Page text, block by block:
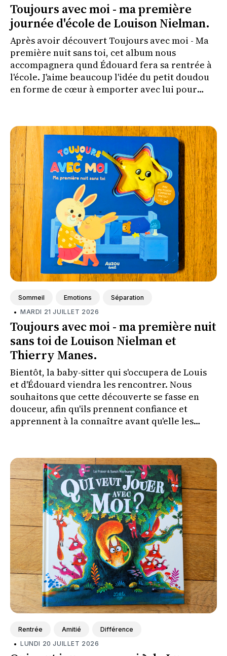
Toujours avec moi - ma première
journée d'école de Louison Nielman.
Après avoir découvert Toujours avec moi - Ma
première nuit sans toi, cet album nous
accompagnera qund Édouard fera sa rentrée à
l'école. J'aime beaucoup l'idée du petit doudou
en forme de cœur à emporter avec lui pour
Sommeil Emotions Séparation
• MARDI 21 JUILLET 2026
Toujours avec moi - ma première nuit
sans toi de Louison Nielman et
Thierry Manes.
Bientôt, la baby-sitter qui s'occupera de Louis
et d'Édouard viendra les rencontrer. Nous
souhaitons que cette découverte se fasse en
douceur, afin qu'ils prennent confiance et
apprennent à la connaître avant qu'elle les
Rentrée Amitié Différence
• LUNDI 20 JUILLET 2026